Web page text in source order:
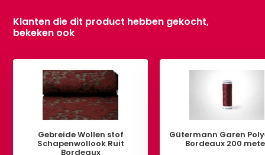
Klanten die dit product hebben gekocht,
bekeken ook
Gebreide Wollen stof
Schapenwollook Ruit
Bordeaux
Gütermann Garen
Bordeaux 200